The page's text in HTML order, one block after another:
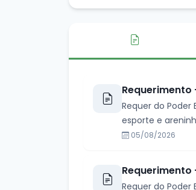
Requerimento
Requer do
esporte e
05/08/2026
Requerimento
Requer do